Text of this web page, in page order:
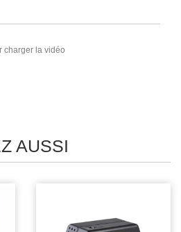
charger la vidéo
AUSSI